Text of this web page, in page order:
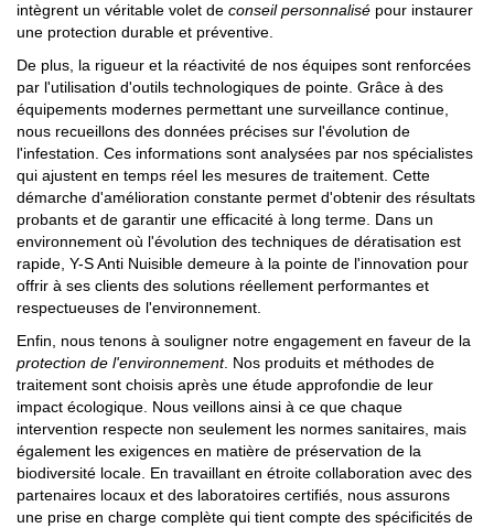
intègrent un véritable volet de conseil personnalisé pour instaurer
une protection durable et préventive.
De plus, la rigueur et la réactivité de nos équipes sont renforcées
par l'utilisation d'outils technologiques de pointe. Grâce à des
équipements modernes permettant une surveillance continue,
nous recueillons des données précises sur l'évolution de
l'infestation. Ces informations sont analysées par nos spécialistes
qui ajustent en temps réel les mesures de traitement. Cette
démarche d'amélioration constante permet d'obtenir des résultats
probants et de garantir une efficacité à long terme. Dans un
environnement où l'évolution des techniques de dératisation est
rapide, Y-S Anti Nuisible demeure à la pointe de l'innovation pour
offrir à ses clients des solutions réellement performantes et
respectueuses de l'environnement.
Enfin, nous tenons à souligner notre engagement en faveur de la
protection de l'environnement. Nos produits et méthodes de
traitement sont choisis après une étude approfondie de leur
impact écologique. Nous veillons ainsi à ce que chaque
intervention respecte non seulement les normes sanitaires, mais
également les exigences en matière de préservation de la
biodiversité locale. En travaillant en étroite collaboration avec des
partenaires locaux et des laboratoires certifiés, nous assurons
une prise en charge complète qui tient compte des spécificités de